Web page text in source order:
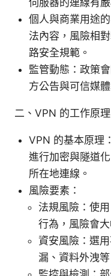
個人與商業用途
法內容，風險相
路安全規範。
監管動態：政策
方公告與可信媒體
二、VPN 的工作原
VPN 的基本原理
進行加密與隧道
所在地連線。
風險要素：
法規風險：使
行為，風險會大
資安風險：選
漏、資料外洩等